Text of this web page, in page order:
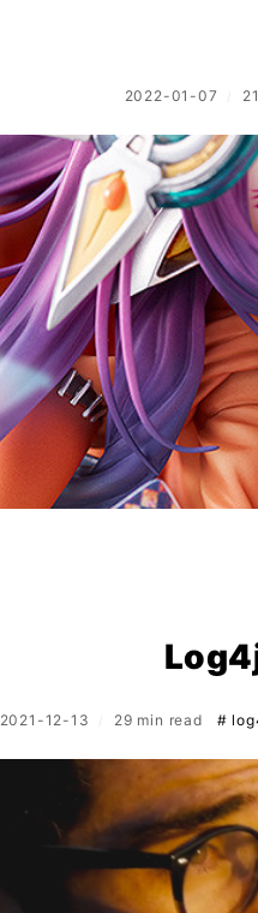
2022-01-07
2021-12-13 29 min read #